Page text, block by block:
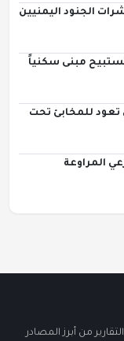
الجنود اليمنيين
مبنى سكنياً
تعود للمخابئ تحت
المراوعة
من أبرز المصادر